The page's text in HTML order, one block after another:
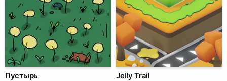
Пустырь Jelly Trail